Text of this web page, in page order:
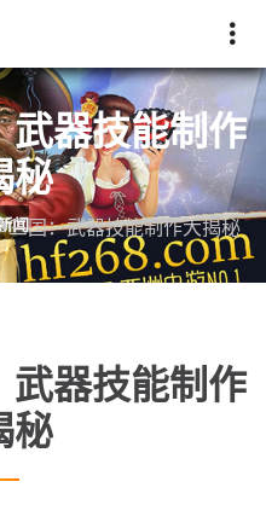
武器技能制作
秘
三国：武器技能制作大揭秘
武器技能制作
秘